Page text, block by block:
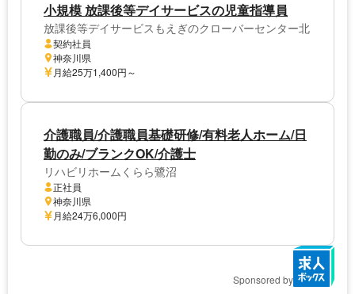
小規模 放課後等デイサービスの児童指導員
放課後等デイサービスもえぎのクローバーセンター北
契約社員
神奈川県
月給25万1,400円～
介護職員/介護職員基礎研修/有料老人ホーム/日
勤のみ/ブランクOK/介護士
リハビリホームくらら鷺沼
正社員
神奈川県
月給24万6,000円
Sponsored by